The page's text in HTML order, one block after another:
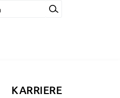
KARRIERE